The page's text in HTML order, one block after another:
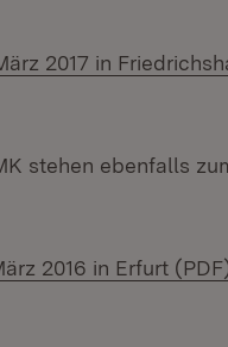
2017 in
stehen ebenfalls
2016 in Erfurt